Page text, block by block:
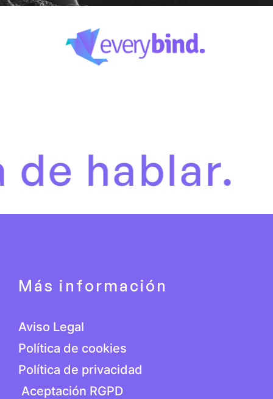
Es
Más información
Aviso Legal
Política de cookies
Política de privacidad
Aceptación RGPD